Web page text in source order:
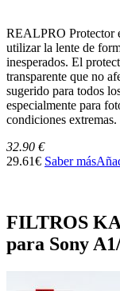
REALPRO Protector
utilizar la lente de
inesperados. El
transparente que no
sugerido para todos
especialmente para
condiciones extremas.
32.90 €
29.61€ Saber más
FILTROS
para Sony